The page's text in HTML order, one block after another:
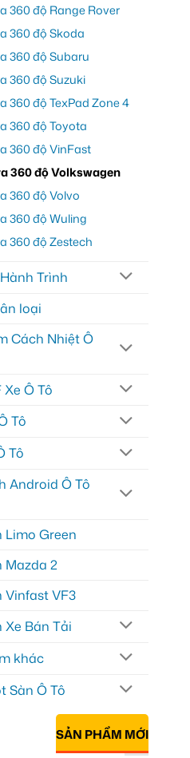
360 độ Range Rover
360 độ Skoda
360 độ Subaru
360 độ Suzuki
360 độ TexPad Zone 4
360 độ Toyota
360 độ VinFast
360 độ Volkswagen
360 độ Volvo
360 độ Wuling
360 độ Zestech
Trình
loại
Cách Nhiệt Ô
Xe Ô Tô
Tô
Tô
Android Ô Tô
Limo Green
Mazda 2
Vinfast VF3
Xe Bán Tải
khác
Sàn Ô Tô
SẢN PHẨM MỚI